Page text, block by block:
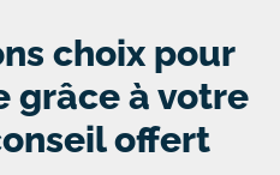
choix pour
grâce à votre
offert